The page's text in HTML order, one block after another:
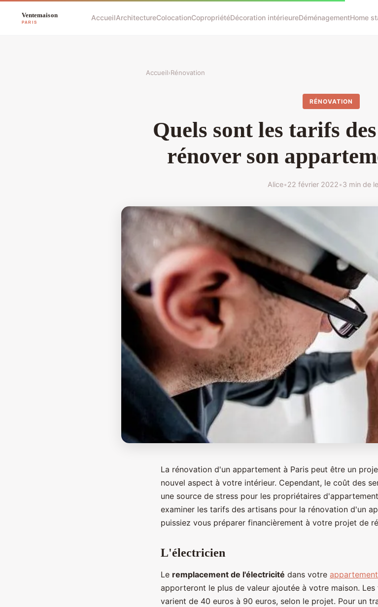
AccueilArchitectureColocationCopropriétéDécoration intérieureDéménagementHome
Accueil›Rénovation
RÉNOVATION
Quels sont les tarifs
rénover son
Alice•22 février 2022•3 min de
La rénovation d'un appartement à Paris peut être un
nouvel aspect à votre intérieur. Cependant, le coût des
une source de stress pour les propriétaires
examiner les tarifs des artisans pour la rénovation d'un
puissiez vous préparer financièrement à votre projet de
L'électricien
Le remplacement de l'électricité dans votre appartement
apporteront le plus de valeur ajoutée à votre maison.
varient de 40 euros à 90 euros, selon le projet. Pour un